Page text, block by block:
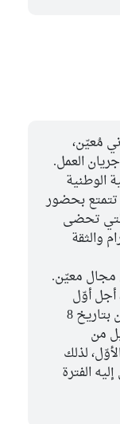
مُعيّن،
العمل.
الوطنية
بحضور
تحضى
والثقة
مجال معيّن.
أجل أوّل
بتاريخ 27 فيفري 2020 و أجل ثان بتاريخ 8
من
الأوّل، لذلك
الفترة